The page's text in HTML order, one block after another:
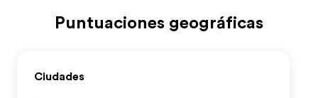
Puntuaciones geográficas
Ciudades